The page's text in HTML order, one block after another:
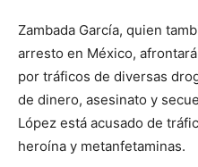
Zambada García, quien
arresto en México,
por tráficos de diversas
de dinero, asesinato y
López está acusado de
heroína y metanfetaminas.